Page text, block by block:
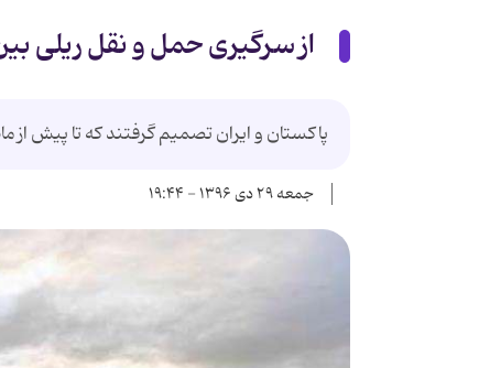
از سرگیری حمل و نقل ریلی
پاکستان و ایران تصمیم گرفتند که تا پیش از
جمعه ۲۹ دی ۱۳۹۶ - ۱۹:۴۴